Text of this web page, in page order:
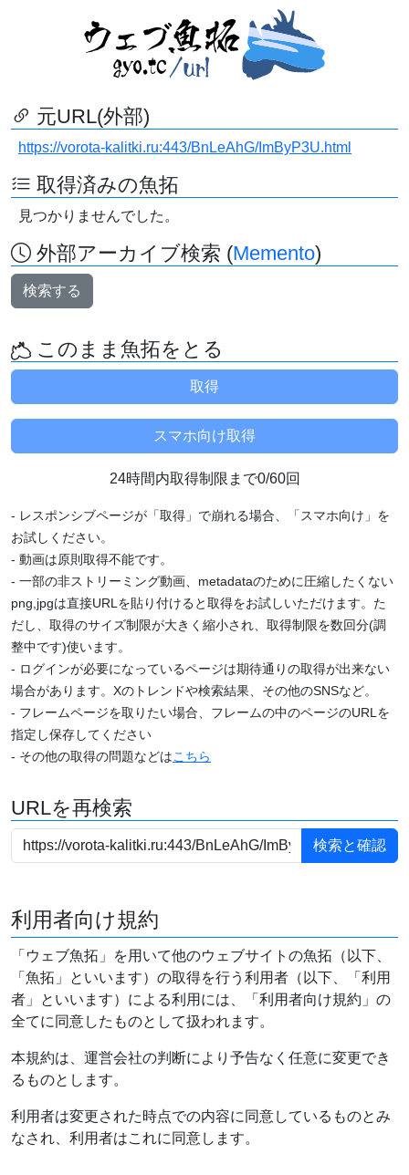
元URL(外部)
https://vorota-kalitki.ru:443/BnLeAhG/ImByP3U.html
取得済みの魚拓
見つかりませんでした。
外部アーカイブ検索 (Memento)
検索する
このまま魚拓をとる
24時間内取得制限まで0/60回
- レスポンシブページが「取得」で崩れる場合、「スマホ向け」を
お試しください。
- 動画は原則取得不能です。
- 一部の非ストリーミング動画、metadataのために圧縮したくない
png,jpgは直接URLを貼り付けると取得をお試しいただけます。た
だし、取得のサイズ制限が大きく縮小され、取得制限を数回分(調
整中です)使います。
- ログインが必要になっているページは期待通りの取得が出来ない
場合があります。Xのトレンドや検索結果、その他のSNSなど。
- フレームページを取りたい場合、フレームの中のページのURLを
指定し保存してください
- その他の取得の問題などはこちら
URLを再検索
利用者向け規約
「ウェブ魚拓」を用いて他のウェブサイトの魚拓（以下、
「魚拓」といいます）の取得を行う利用者（以下、「利用
者」といいます）による利用には、「利用者向け規約」の
全てに同意したものとして扱われます。
本規約は、運営会社の判断により予告なく任意に変更でき
るものとします。
利用者は変更された時点での内容に同意しているものとみ
なされ、利用者はこれに同意します。